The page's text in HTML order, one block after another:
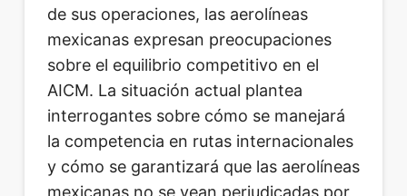
de sus operaciones, las aerolíneas
mexicanas expresan preocupaciones
sobre el equilibrio competitivo en el
AICM. La situación actual plantea
interrogantes sobre cómo se manejará
la competencia en rutas internacionales
y cómo se garantizará que las aerolíneas